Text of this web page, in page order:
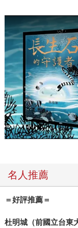
名人推薦
＝好評推薦＝
杜明城（前國立台東